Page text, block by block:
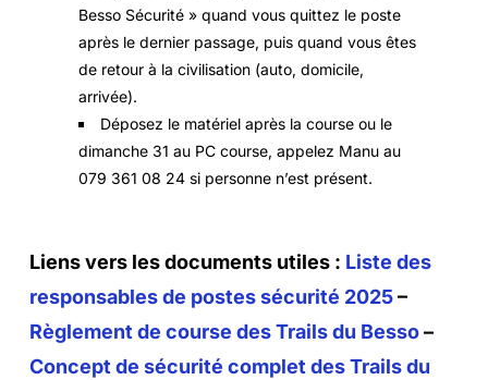
Besso Sécurité » quand vous quittez le poste
après le dernier passage, puis quand vous êtes
de retour à la civilisation (auto, domicile,
arrivée).
Déposez le matériel après la course ou le
dimanche 31 au PC course, appelez Manu au
079 361 08 24 si personne n’est présent.
Liens vers les documents utiles : Liste des
responsables de postes sécurité 2025–
Règlement de course des Trails du Besso–
Concept de sécurité complet des Trails du